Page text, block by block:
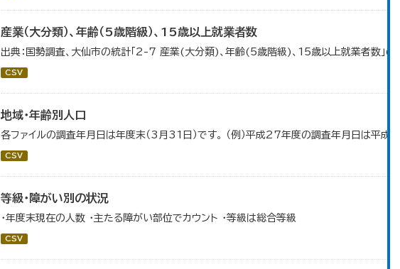
産業（大分類）、年齢（5歳階級）、15歳以上就業者数
出典：国勢調査、大仙市の統計「2-7 産業(大分類)、年齢(5歳階級)、15歳以上就業者数」の
CSV
地域・年齢別人口
各ファイルの調査年月日は年度末（3月31日）です。 （例）平成27年度の調査年月日は平成
CSV
等級・障がい別の状況
・年度末現在の人数 ・主たる障がい部位でカウント ・等級は総合等級
CSV